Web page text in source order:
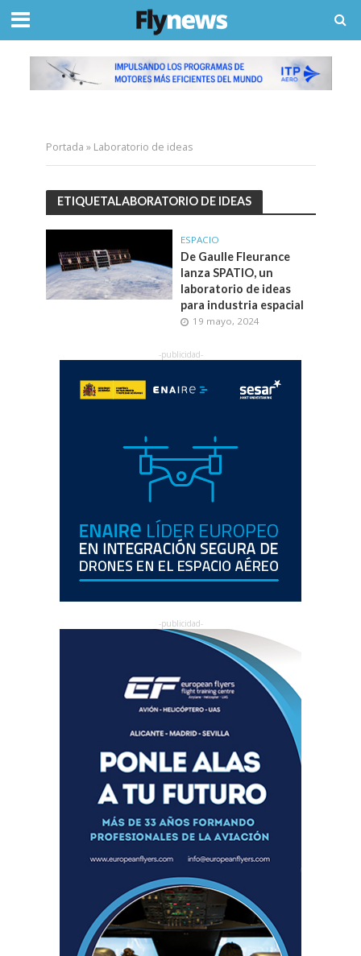
Portada » Laboratorio de ideas
ETIQUETALABORATORIO DE IDEAS
ESPACIO
De Gaulle Fleurance
lanza SPATIO, un
laboratorio de ideas
para industria espacial
19 mayo, 2024